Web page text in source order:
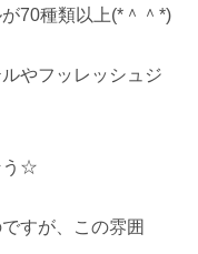
70種類以上(*＾＾*)
やフッレッシュジ
う☆
すが、この雰囲